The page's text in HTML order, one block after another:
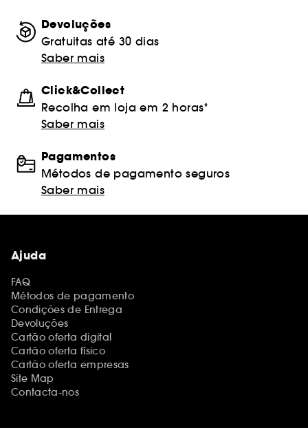
Devoluções
Gratuitas até 30 dias
Saber mais
Click&Collect
Recolha em loja em 2 horas*
Saber mais
Pagamentos
Métodos de pagamento seguros
Saber mais
Ajuda
FAQ
Métodos de pagamento
Condições de Entrega
Devoluções
Cartão oferta digital
Cartão oferta físico
Cartão oferta empresas
Site Map
Contacta-nos